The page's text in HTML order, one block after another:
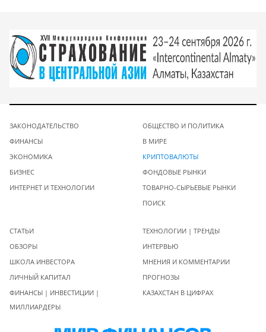
ЗАКОНОДАТЕЛЬСТВО
ФИНАНСЫ
ЭКОНОМИКА
БИЗНЕС
ИНТЕРНЕТ И ТЕХНОЛОГИИ
ОБЩЕСТВО И ПОЛИТИКА
В МИРЕ
КРИПТОВАЛЮТЫ
ФОНДОВЫЕ РЫНКИ
ТОВАРНО-СЫРЬЕВЫЕ РЫНКИ
ПОИСК
СТАТЬИ
ОБЗОРЫ
ШКОЛА ИНВЕСТОРА
ЛИЧНЫЙ КАПИТАЛ
ФИНАНСЫ | ИНВЕСТИЦИИ |
МИЛЛИАРДЕРЫ
ТЕХНОЛОГИИ | ТРЕНДЫ
ИНТЕРВЬЮ
МНЕНИЯ И КОММЕНТАРИИ
ПРОГНОЗЫ
КАЗАХСТАН В ЦИФРАХ